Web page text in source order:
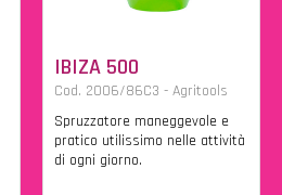
IBIZA 500
Cod. 2006/86C3 - Agritools
Spruzzatore maneggevole e
pratico utilissimo nelle attività
di ogni giorno.